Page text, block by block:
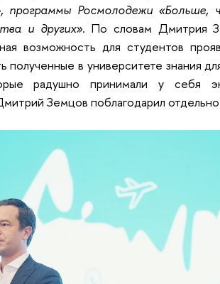
программы Росмолодежи «Больше,
и других». По словам Дмитрия
возможность для студентов
в университете знания
радушно принимали у себя
Земцов поблагодарил